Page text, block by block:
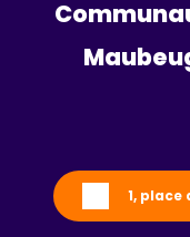
1,